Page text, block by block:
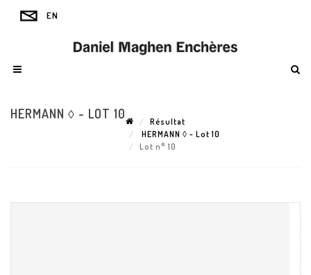
HERMANN ◊ - LOT 10
Résultat
HERMANN ◊ - Lot 10
Lot n° 10